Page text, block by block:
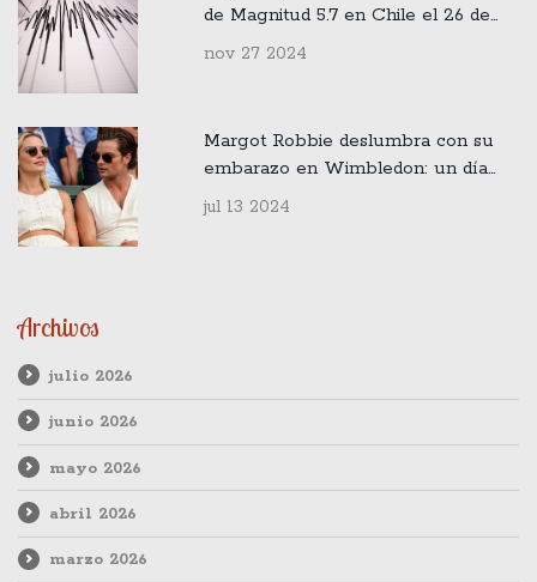
de Magnitud 5.7 en Chile el 26 de
Noviembre de 2024
nov 27 2024
Margot Robbie deslumbra con su
embarazo en Wimbledon: un día
inolvidable en el tenis
jul 13 2024
Archivos
julio 2026
junio 2026
mayo 2026
abril 2026
marzo 2026